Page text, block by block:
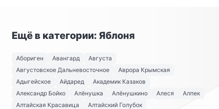
Ещё в категории: Яблоня
Абориген Авангард
Августа
Августовское Дальневосточное
Аврора Крымская
Адыгейское
Айдаред
Академик Казаков
Александр Бойко
Алёнушка Алёнушкино Алеся
Алпек
Алтайская Красавица
Алтайский Голубок